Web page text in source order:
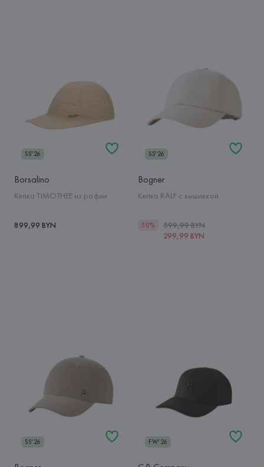
SS'26
Borsalino
Кепка TIMOTHEE из рафии
899,99 BYN
SS'26
Bogner
Кепка RALF с вышивкой
50%
599,99 BYN
299,99 BYN
SS'26 FW'26